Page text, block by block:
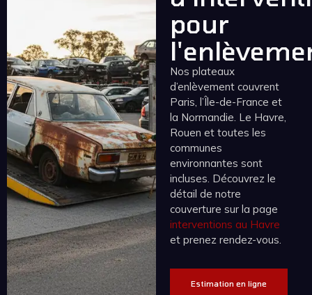
pour
Nos plateaux
d’enlèvement couvrent
Paris, l’Île-de-France et
la Normandie. Le Havre,
Rouen et toutes les
communes
environnantes sont
incluses. Découvrez le
détail de notre
couverture sur la page
interventions au Havre
et prenez rendez-vous.
Estimation en ligne